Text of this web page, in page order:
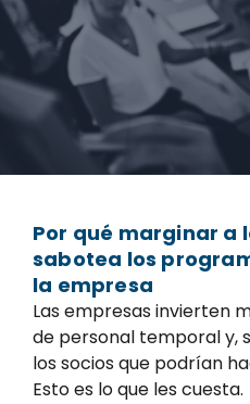
Por qué marginar a
sabotea los
la empresa
Las empresas invierten
de personal temporal y,
los socios que podrían
Esto es lo que les cuesta.